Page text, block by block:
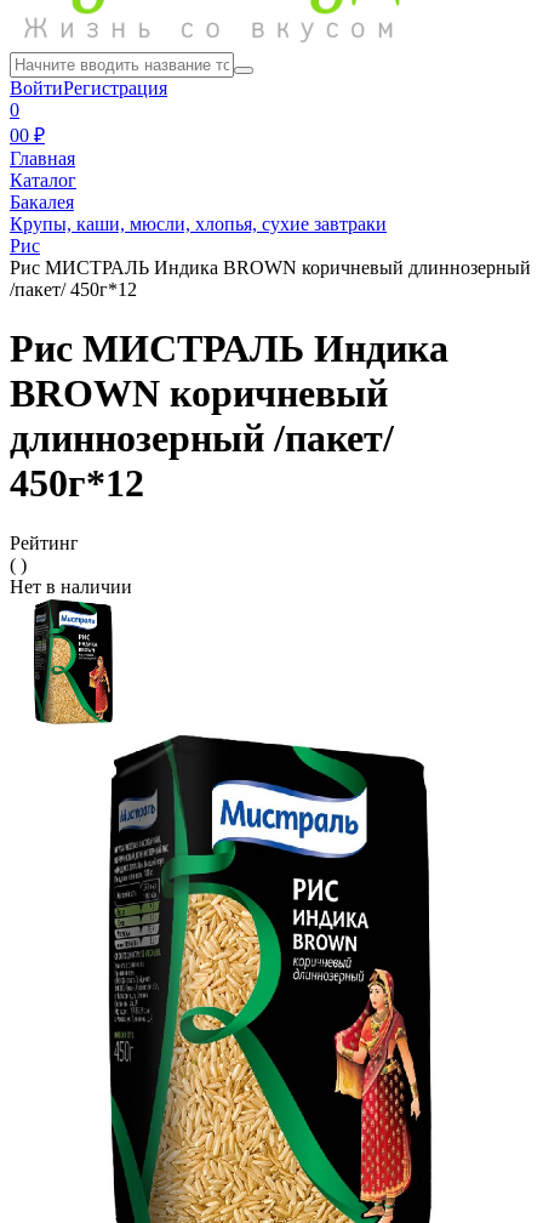
ВойтиРегистрация
0
00 ₽
Главная
Каталог
Бакалея
Крупы, каши, мюсли, хлопья, сухие завтраки
Рис
Рис МИСТРАЛЬ Индика BROWN коричневый длиннозерный
/пакет/ 450г*12
Рис МИСТРАЛЬ Индика
BROWN коричневый
длиннозерный /пакет/
450г*12
Рейтинг
( )
Нет в наличии